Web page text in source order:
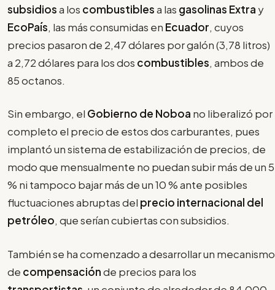
subsidiosa los combustiblesa las gasolinas Extra y
EcoPaís, las más consumidas en Ecuador, cuyos
precios pasaron de 2,47 dólares por galón (3,78 litros)
a 2,72 dólares para los dos combustibles, ambos de
85 octanos.
Sin embargo, el Gobierno de Noboa no liberalizó por
completo el precio de estos dos carburantes, pues
implantó un sistema de estabilización de precios, de
modo que mensualmente no puedan subir más de un 5
% ni tampoco bajar más de un 10 % ante posibles
fluctuaciones abruptas del precio internacional del
petróleo, que serían cubiertas con subsidios.
También se ha comenzado a desarrollar un mecanismo
de compensaciónde precios para los